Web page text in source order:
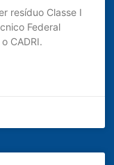
resíduo Classe I
Federal
CADRI.